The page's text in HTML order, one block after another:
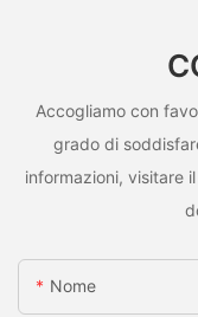
Accogliamo con
grado di
informazioni, visitare
Nome